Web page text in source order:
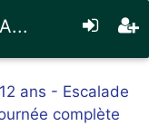
ans - Escalade
complète